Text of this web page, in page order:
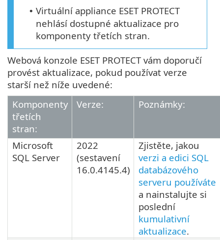
• Virtuální appliance ESET PROTECT
nehlásí dostupné aktualizace pro
komponenty třetích stran.
Webová konzole ESET PROTECT vám doporučí
provést aktualizace, pokud používat verze
starší než níže uvedené:
Komponenty
třetích
stran:
Verze: Poznámky:
Microsoft
SQL Server
2022
(sestavení
16.0.4145.4)
Zjistěte, jakou
verzi a edici SQL
databázového
serveru používáte
a nainstalujte si
poslední
kumulativní
aktualizace.